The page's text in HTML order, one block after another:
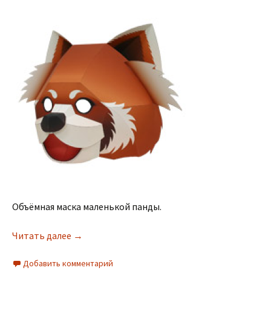
Объёмная маска маленькой панды.
Читать далее →
Добавить комментарий